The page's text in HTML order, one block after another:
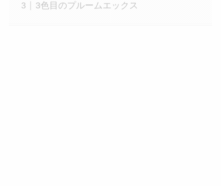
3色目のプルームエックス